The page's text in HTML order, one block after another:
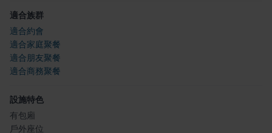
適合族群
適合約會
適合家庭聚餐
適合朋友聚餐
適合商務聚餐
設施特色
有包廂
戶外座位